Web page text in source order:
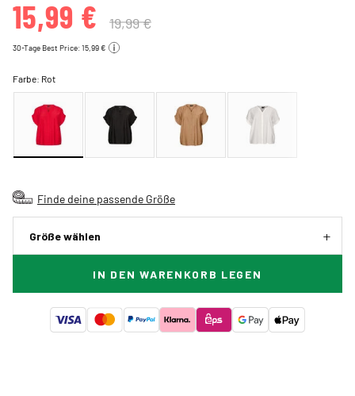
15,99 € 19,99 €
30-Tage Best Price: 15,99 €
Farbe: Rot
Finde deine passende Größe
Größe wählen
IN DEN WARENKORB LEGEN